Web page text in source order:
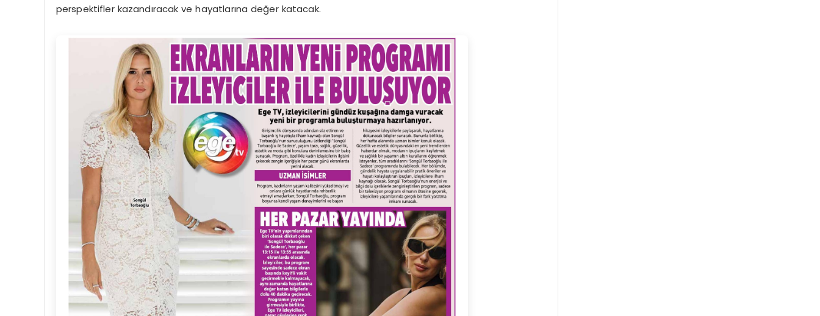
perspektifler kazandıracak ve hayatlarına değer katacak.